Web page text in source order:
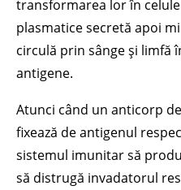
transformarea lor în
plasmatice secretă apoi
circulă prin sânge și limfă
antigene.
Atunci când un anticorp
fixează de antigenul
sistemul imunitar să
să distrugă invadatorul